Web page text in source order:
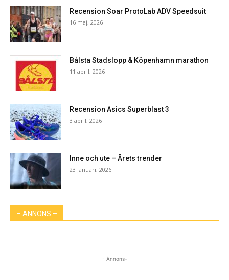
Recension Soar ProtoLab ADV Speedsuit
16 maj, 2026
Bålsta Stadslopp & Köpenhamn marathon
11 april, 2026
Recension Asics Superblast 3
3 april, 2026
Inne och ute – Årets trender
23 januari, 2026
– ANNONS –
- Annons-